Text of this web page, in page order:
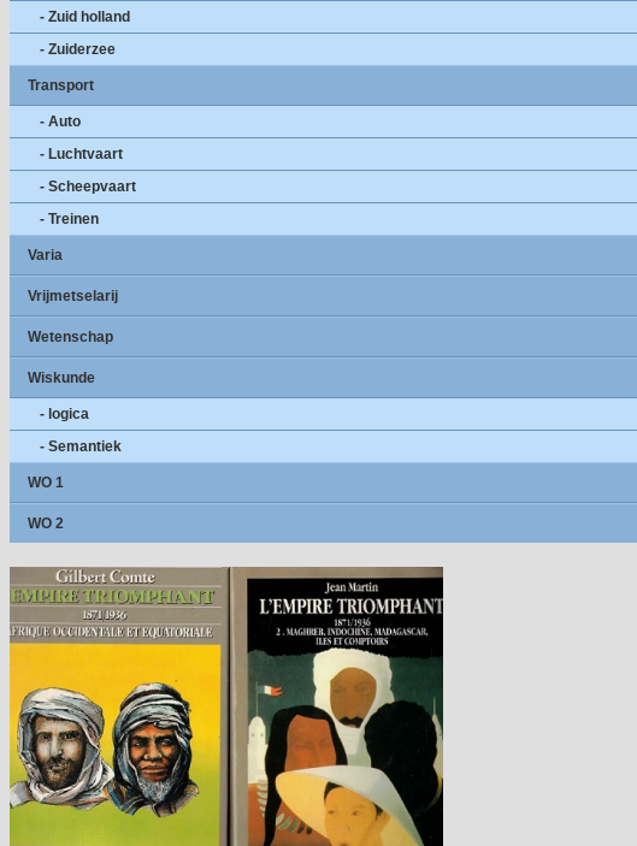
- Zuid holland
- Zuiderzee
Transport
- Auto
- Luchtvaart
- Scheepvaart
- Treinen
Varia
Vrijmetselarij
Wetenschap
Wiskunde
- logica
- Semantiek
WO 1
WO 2